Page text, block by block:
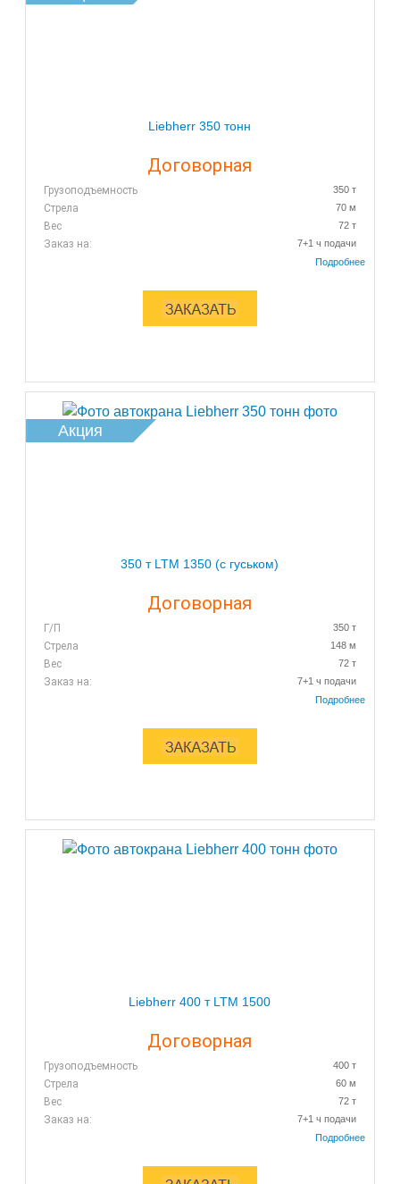
Liebherr 350 тонн
Договорная
Грузоподъемность 350 т
Стрела 70 м
Вес 72 т
Заказ на: 7+1 ч подачи
Акция
350 т LTM 1350 (с гуськом)
Договорная
Г/П 350 т
Стрела 148 м
Вес 72 т
Заказ на: 7+1 ч подачи
Liebherr 400 т LTM 1500
Договорная
Грузоподъемность 400 т
Стрела 60 м
Вес 72 т
Заказ на: 7+1 ч подачи